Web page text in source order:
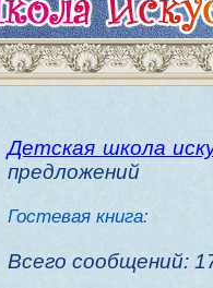
Детская школа
предложений
Гостевая книга:
Всего сообщений: